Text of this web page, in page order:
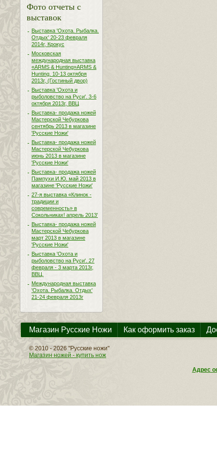
Фото отчеты с
выставок
Выставка 'Охота. Рыбалка.
Отдых' 20-23 февраля
2014г, Крокус
Московская
международная выставка
«ARMS & Hunting»ARMS &
Hunting. 10-13 октября
2013г, (Гостиный двор)
Выставка 'Охота и
рыболовство на Руси'. 3-6
октября 2013г, ВВЦ
Выставка- продажа ножей
Мастерской Чебуркова
сентябрь 2013 в магазине
'Русские Ножи'
Выставка- продажа ножей
Мастерской Чебуркова
июнь 2013 в магазине
'Русские Ножи'
Выставка- продажа ножей
Пампухи И.Ю. май 2013 в
магазине 'Русские Ножи'
27-я выставка «Клинок -
традиции и
современность» в
Сокольниках! апрель 2013'
Выставка- продажа ножей
Мастерской Чебуркова
март 2013 в магазине
'Русские Ножи'
Выставка 'Охота и
рыболовство на Руси'. 27
февраля - 3 марта 2013г,
ВВЦ.
Международная выставка
'Охота. Рыбалка. Отдых'
21-24 февраля 2013г
Магазин Русские Ножи Как оформить заказ
© 2010 - 2026 "Русские ножи"
Магазин ножей - купить нож
Адрес